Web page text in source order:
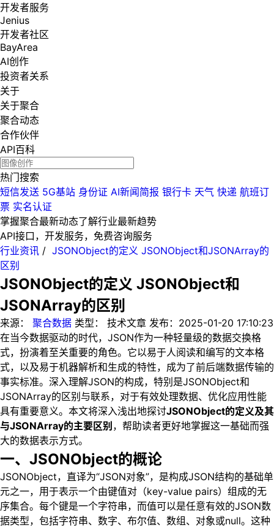
开发者服务
Jenius
开发者社区
BayArea
AI创作
投资者关系
关于
关于聚合
聚合动态
合作伙伴
API百科
热门搜索
短信发送 5G基站 身份证 AI新闻简报 银行卡 天气 快递 航班订
票 实名认证
掌握聚合最新动态了解行业最新趋势
API接口，开发服务，免费咨询服务
行业资讯 / JSONObject的定义 JSONObject和JSONArray的
区别
JSONObject的定义 JSONObject和
JSONArray的区别
来源： 聚合数据 类型： 技术文章 发布： 2025-01-20 17:10:23
在当今数据驱动的时代，JSON作为一种轻量级的数据交换格
式，扮演着至关重要的角色。它以易于人阅读和编写的文本格
式，以及易于机器解析和生成的特性，成为了前后端数据传输的
事实标准。深入理解JSON的构成，特别是JSONObject和
JSONArray的区别与联系，对于有效处理数据、优化应用性能
具有重要意义。本文将深入浅出地探讨JSONObject的定义及其
与JSONArray的主要区别 ，帮助读者更好地掌握这一基础而强
大的数据表示方式。
一、JSONObject的概论
JSONObject，直译为“JSON对象”，是构成JSON结构的基础单
元之一，用于表示一个由键值对（key-value pairs）组成的无
序集合。每个键是一个字符串，而值可以是任意有效的JSON数
据类型，包括字符串、数字、布尔值、数组、对象或null。这种